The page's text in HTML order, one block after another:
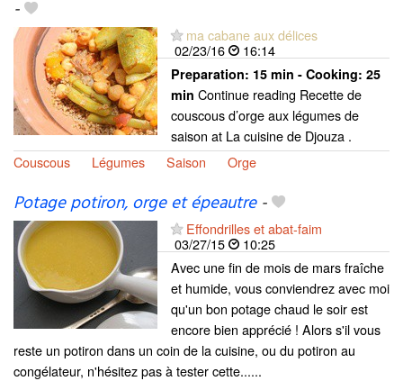
-
ma cabane aux délices
02/23/16
16:14
Preparation: 15 min - Cooking: 25
min Continue reading Recette de
couscous d’orge aux légumes de
saison at La cuisine de Djouza .
Couscous
Légumes Saison Orge
Potage potiron, orge et épeautre-
Effondrilles et abat-faim
03/27/15
10:25
Avec une fin de mois de mars fraîche
et humide, vous conviendrez avec moi
qu'un bon potage chaud le soir est
encore bien apprécié ! Alors s'il vous
reste un potiron dans un coin de la cuisine, ou du potiron au
congélateur, n'hésitez pas à tester cette......